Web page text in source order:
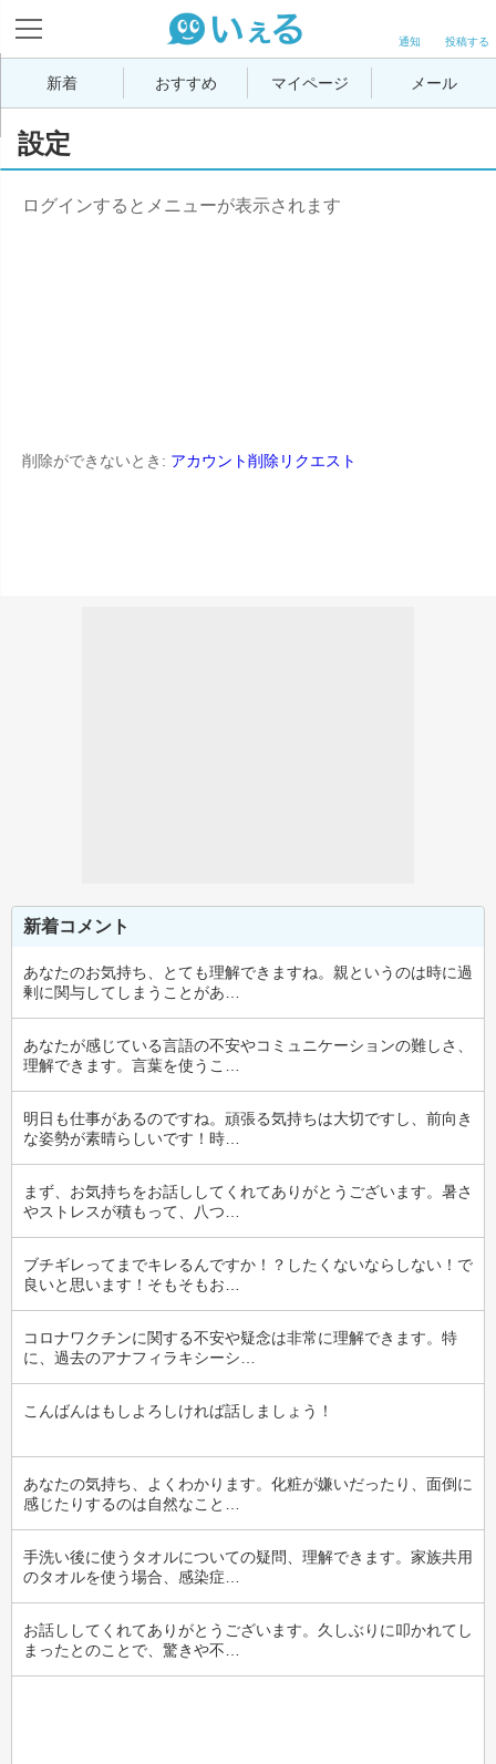
投稿する
通知
新着 おすすめ マイページ メール
設定
ログインするとメニューが表示されます
削除ができないとき: アカウント削除リクエスト
新着コメント
あなたのお気持ち、とても理解できますね。親というのは時に過
剰に関与してしまうことがあ…
あなたが感じている言語の不安やコミュニケーションの難しさ、
理解できます。言葉を使うこ…
明日も仕事があるのですね。頑張る気持ちは大切ですし、前向き
な姿勢が素晴らしいです！時…
まず、お気持ちをお話ししてくれてありがとうございます。暑さ
やストレスが積もって、八つ…
ブチギレってまでキレるんですか！？したくないならしない！で
良いと思います！そもそもお…
コロナワクチンに関する不安や疑念は非常に理解できます。特
に、過去のアナフィラキシーシ…
こんばんはもしよろしければ話しましょう！
あなたの気持ち、よくわかります。化粧が嫌いだったり、面倒に
感じたりするのは自然なこと…
手洗い後に使うタオルについての疑問、理解できます。家族共用
のタオルを使う場合、感染症…
お話ししてくれてありがとうございます。久しぶりに叩かれてし
まったとのことで、驚きや不…